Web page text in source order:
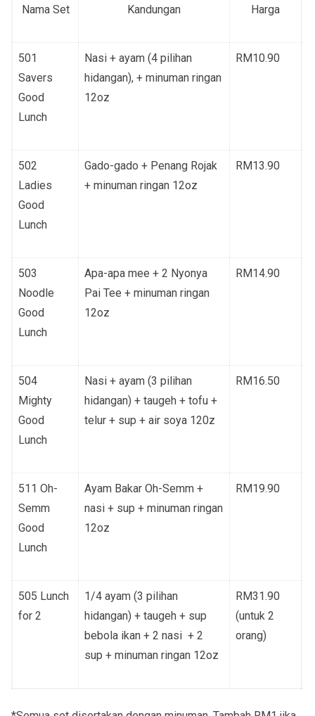
Nama Set Kandungan Harga
501
Savers
Good
Lunch
Nasi + ayam (4 pilihan
hidangan), + minuman ringan
12oz
RM10.90
502
Ladies
Good
Lunch
Gado-gado + Penang Rojak
+ minuman ringan 12oz
RM13.90
503
Noodle
Good
Lunch
Apa-apa mee + 2 Nyonya
Pai Tee + minuman ringan
12oz
RM14.90
504
Mighty
Good
Lunch
Nasi + ayam (3 pilihan
hidangan) + taugeh + tofu +
telur + sup + air soya 120z
RM16.50
511 Oh-
Semm
Good
Lunch
Ayam Bakar Oh-Semm +
nasi + sup + minuman ringan
12oz
RM19.90
505 Lunch
for 2
1/4 ayam (3 pilihan
hidangan) + taugeh + sup
bebola ikan + 2 nasi + 2
sup + minuman ringan 12oz
RM31.90
(untuk 2
orang)